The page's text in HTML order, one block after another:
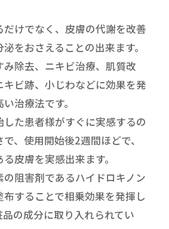
だけでなく、皮膚の代謝を改善
をおさえることの出来ます。
み除去、ニキビ治療、肌質改
ビ跡、小じわなどに効果を発
治療法です。
した患者様がすぐに実感するの
、使用開始後2週間ほどで、
皮膚を実感出来ます。
の阻害剤であるハイドロキノン
布することで相乗効果を発揮し
品の成分に取り入れられてい